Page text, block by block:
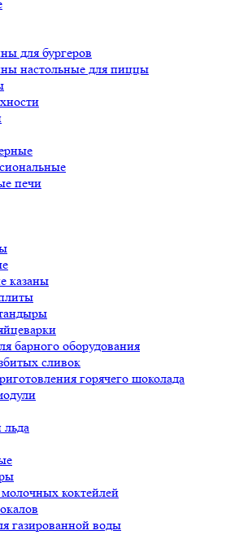
для бургеров
настольные для пиццы
печи
казаны
барного оборудования
сливок
горячего шоколада
льда
коктейлей
газированной воды